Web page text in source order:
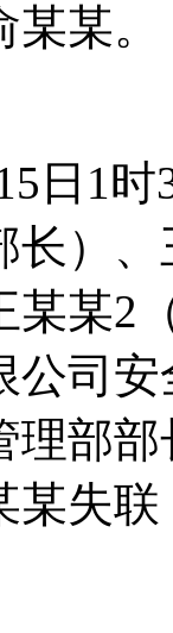
某。
日1
长）
某某2
公司
理部
某失